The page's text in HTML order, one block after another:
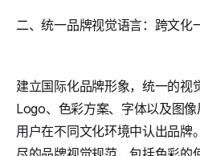
二、统一品牌视觉语言：跨文化
建立国际化品牌形象，统一的视
Logo、色彩方案、字体以及图
用户在不同文化环境中认出品牌